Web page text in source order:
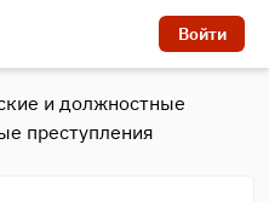
Войти
и должностные
преступления